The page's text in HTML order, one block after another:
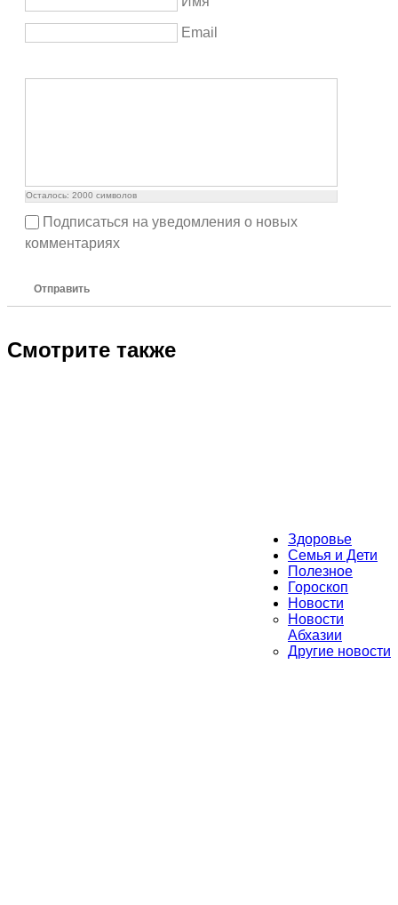
Email
Осталось: 2000 символов
Подписаться на уведомления о новых
комментариях
Отправить
Смотрите также
Здоровье
Семья и Дети
Полезное
Гороскоп
Новости
Новости
Абхазии
Другие новости